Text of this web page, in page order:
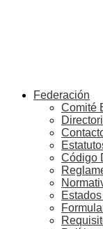
Federación
Comité
Código